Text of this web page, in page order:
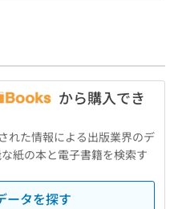
から購入でき
れた情報による出版業界のデ
紙の本と電子書籍を検索す
ータを探す